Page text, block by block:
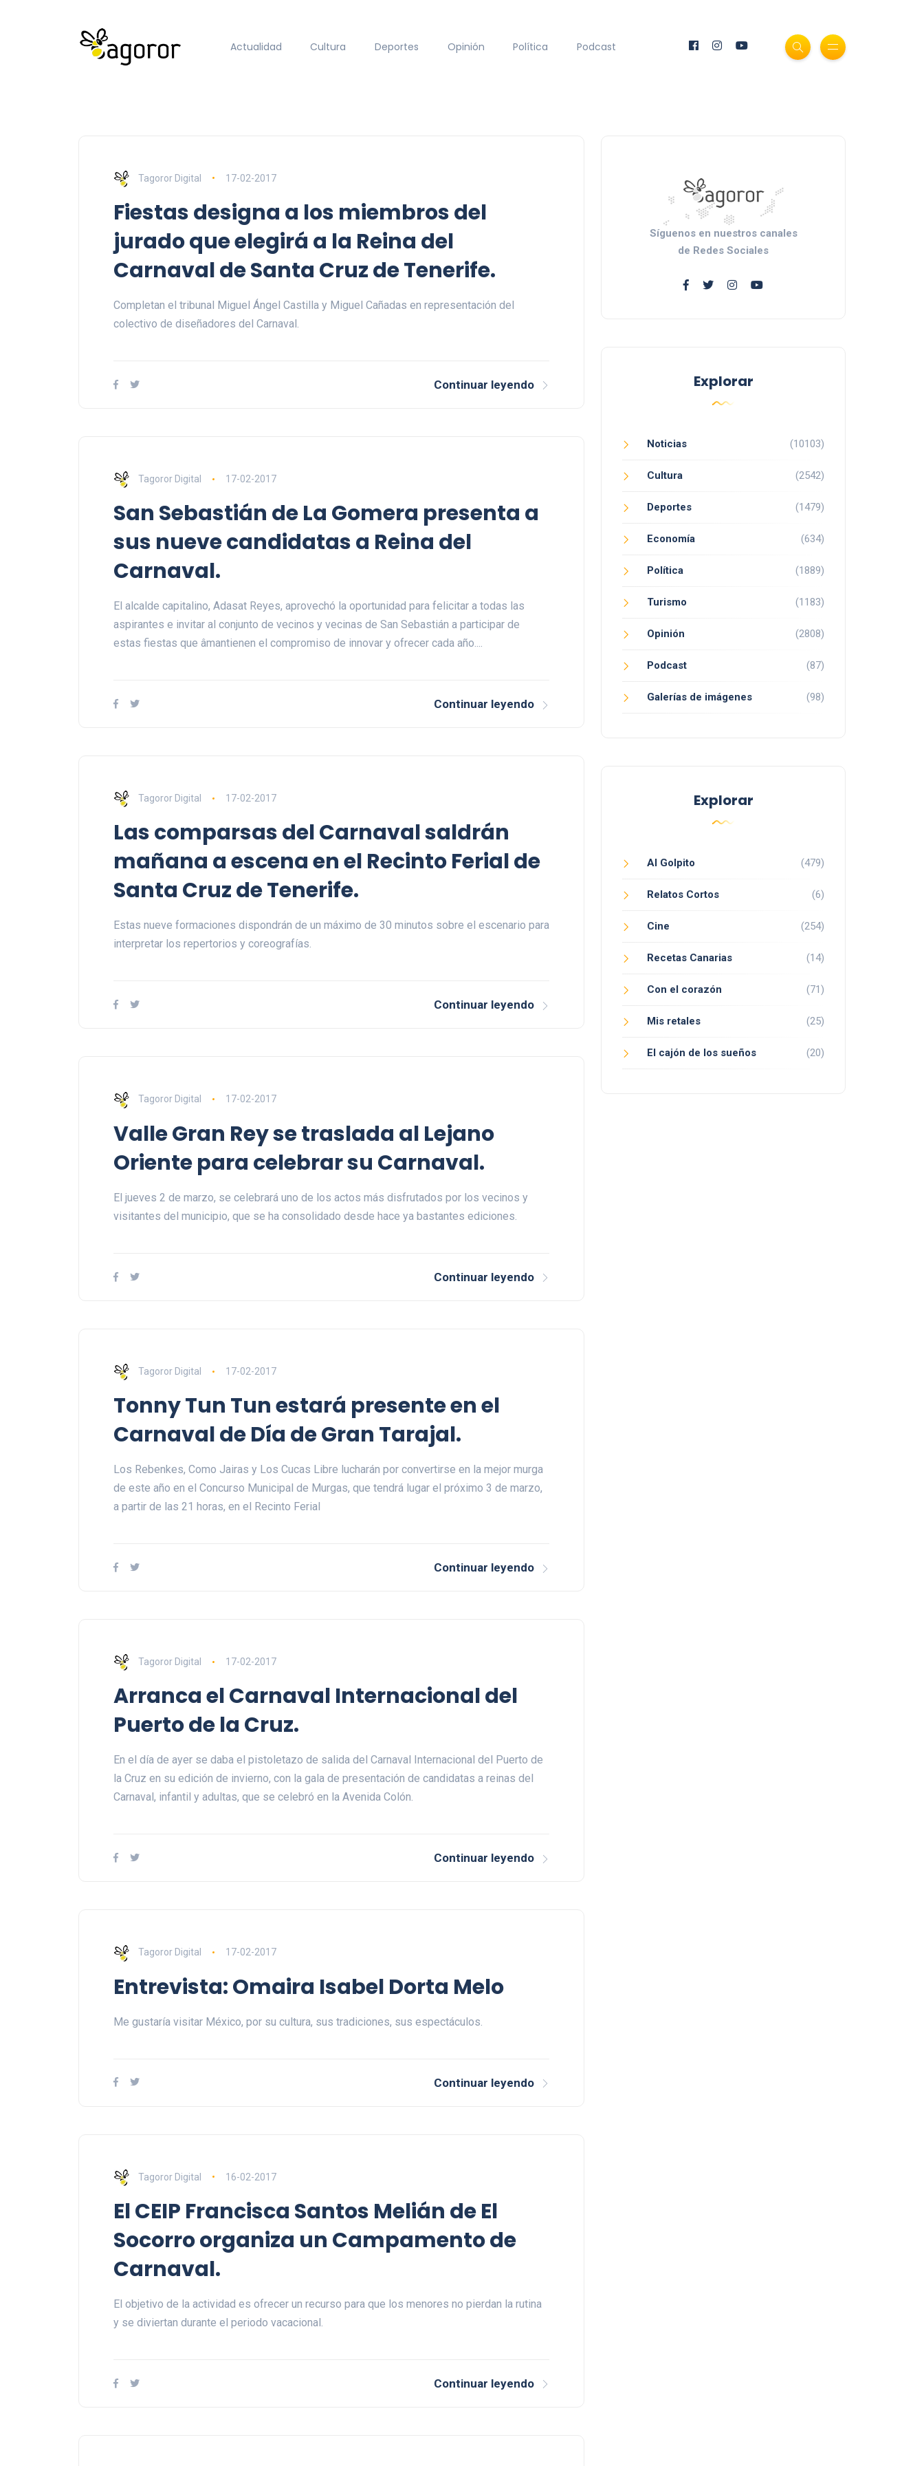
Actualidad Cultura Deportes Opinión Política Podcast
Tagoror Digital 17-02-2017
Fiestas designa a los miembros del
jurado que elegirá a la Reina del
Carnaval de Santa Cruz de Tenerife.
Completan el tribunal Miguel Ángel Castilla y Miguel Cañadas en representación del
colectivo de diseñadores del Carnaval.
Continuar leyendo
Tagoror Digital 17-02-2017
San Sebastián de La Gomera presenta a
sus nueve candidatas a Reina del
Carnaval.
El alcalde capitalino, Adasat Reyes, aprovechó la oportunidad para felicitar a todas las
aspirantes e invitar al conjunto de vecinos y vecinas de San Sebastián a participar de
estas fiestas que âmantienen el compromiso de innovar y ofrecer cada año....
Continuar leyendo
Tagoror Digital 17-02-2017
Las comparsas del Carnaval saldrán
mañana a escena en el Recinto Ferial de
Santa Cruz de Tenerife.
Estas nueve formaciones dispondrán de un máximo de 30 minutos sobre el escenario para
interpretar los repertorios y coreografías.
Continuar leyendo
Tagoror Digital 17-02-2017
Valle Gran Rey se traslada al Lejano
Oriente para celebrar su Carnaval.
El jueves 2 de marzo, se celebrará uno de los actos más disfrutados por los vecinos y
visitantes del municipio, que se ha consolidado desde hace ya bastantes ediciones.
Continuar leyendo
Tagoror Digital 17-02-2017
Tonny Tun Tun estará presente en el
Carnaval de Día de Gran Tarajal.
Los Rebenkes, Como Jairas y Los Cucas Libre lucharán por convertirse en la mejor murga
de este año en el Concurso Municipal de Murgas, que tendrá lugar el próximo 3 de marzo,
a partir de las 21 horas, en el Recinto Ferial
Continuar leyendo
Tagoror Digital 17-02-2017
Arranca el Carnaval Internacional del
Puerto de la Cruz.
En el día de ayer se daba el pistoletazo de salida del Carnaval Internacional del Puerto de
la Cruz en su edición de invierno, con la gala de presentación de candidatas a reinas del
Carnaval, infantil y adultas, que se celebró en la Avenida Colón.
Continuar leyendo
Tagoror Digital 17-02-2017
Entrevista: Omaira Isabel Dorta Melo
Me gustaría visitar México, por su cultura, sus tradiciones, sus espectáculos.
Continuar leyendo
Tagoror Digital 16-02-2017
El CEIP Francisca Santos Melián de El
Socorro organiza un Campamento de
Carnaval.
El objetivo de la actividad es ofrecer un recurso para que los menores no pierdan la rutina
y se diviertan durante el periodo vacacional.
Continuar leyendo
Síguenos en nuestros canales
de Redes Sociales
Explorar
Noticias (10103)
Cultura (2542)
Deportes (1479)
Economía (634)
Política (1889)
Turismo (1183)
Opinión (2808)
Podcast (87)
Galerías de imágenes (98)
Explorar
Al Golpito (479)
Relatos Cortos (6)
Cine (254)
Recetas Canarias (14)
Con el corazón (71)
Mis retales (25)
El cajón de los sueños (20)